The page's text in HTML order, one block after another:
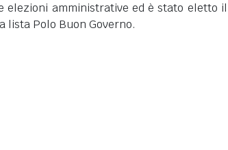
elezioni amministrative ed è stato eletto il
lista Polo Buon Governo.